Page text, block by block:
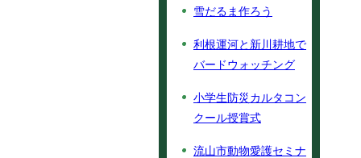
雪だるま作ろう
利根運河と新川耕地で
バードウォッチング
小学生防災カルタコン
クール授賞式
流山市動物愛護セミナ